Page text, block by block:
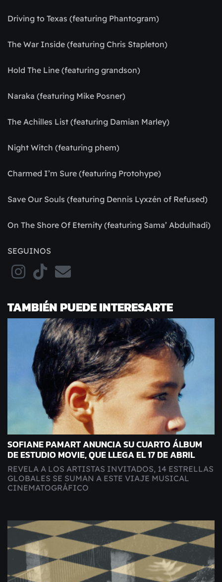
Driving to Texas (featuring Phantogram)
The War Inside (featuring Chris Stapleton)
Hold The Line (featuring grandson)
Naraka (featuring Mike Posner)
The Achilles List (featuring Damian Marley)
Night Witch (featuring phem)
Charmed I’m Sure (featuring Protohype)
Save Our Souls (featuring Dennis Lyxzén of Refused)
On The Shore Of Eternity (featuring Sama’ Abdulhadi)
SEGUINOS
TAMBIÉN PUEDE INTERESARTE
SOFIANE PAMART ANUNCIA SU CUARTO ÁLBUM
DE ESTUDIO MOVIE, QUE LLEGA EL 17 DE ABRIL
REVELA A LOS ARTISTAS INVITADOS, 14 ESTRELLAS
GLOBALES SE SUMAN A ESTE VIAJE MUSICAL
CINEMATOGRÁFICO